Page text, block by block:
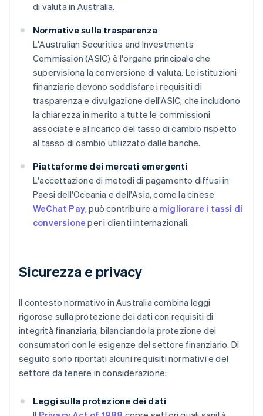
di valuta in Australia.
Normative sulla trasparenza
L'Australian Securities and Investments
Commission (ASIC) è l'organo principale che
supervisiona la conversione di valuta. Le istituzioni
finanziarie devono soddisfare i requisiti di
trasparenza e divulgazione dell'ASIC, che includono
la chiarezza in merito a tutte le commissioni
associate e al ricarico del tasso di cambio rispetto
al tasso di cambio utilizzato dalle banche.
Piattaforme dei mercati emergenti
L'accettazione di metodi di pagamento diffusi in
Paesi dell'Oceania e dell'Asia, come la cinese
WeChat Pay, può contribuire a migliorare i tassi di
conversione per i clienti internazionali.
Sicurezza e privacy
Il contesto normativo in Australia combina leggi
rigorose sulla protezione dei dati con requisiti di
integrità finanziaria, bilanciando la protezione dei
consumatori con le esigenze del settore finanziario. Di
seguito sono riportati alcuni requisiti normativi e del
settore da tenere in considerazione:
Leggi sulla protezione dei dati